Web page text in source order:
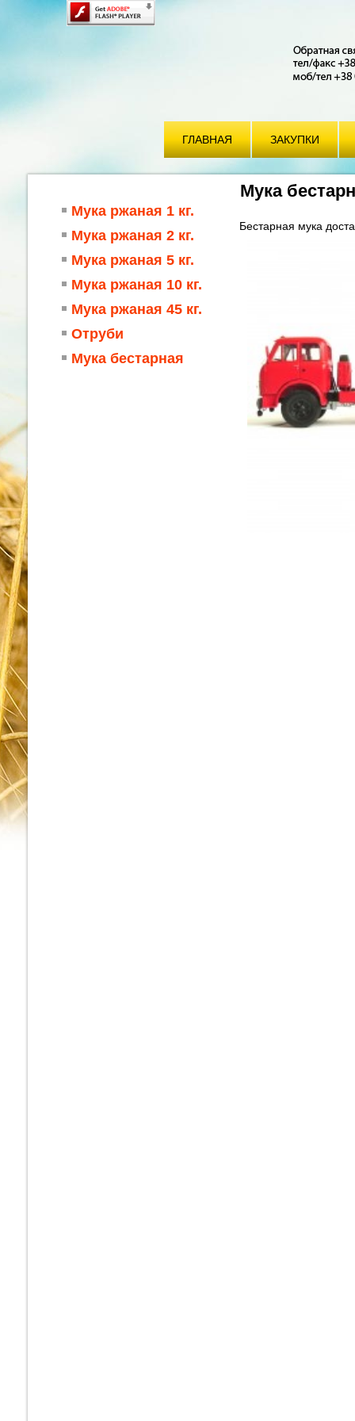
ГЛАВНАЯ ЗАКУПКИ
Мука ржаная 1 кг.
Мука ржаная 2 кг.
Мука ржаная 5 кг.
Мука ржаная 10 кг.
Мука ржаная 45 кг.
Отруби
Мука бестарная
Мука
Бестарная мука